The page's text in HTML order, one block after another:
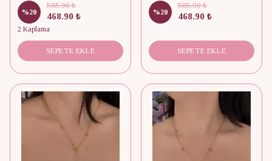
%20
585.90 ₺
468.90 ₺
2 Kaplama
SEPETE EKLE
%20
585.90 ₺
468.90 ₺
SEPETE EKLE